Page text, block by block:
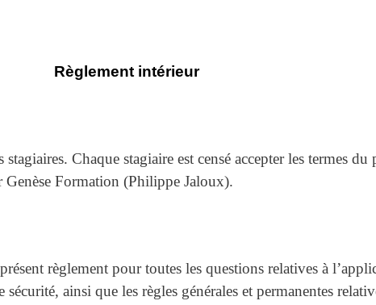
Règlement intérieur
Chaque stagiaire est censé accepter les termes du
Formation (Philippe Jaloux).
règlement pour toutes les questions relatives à
ainsi que les règles générales et permanentes